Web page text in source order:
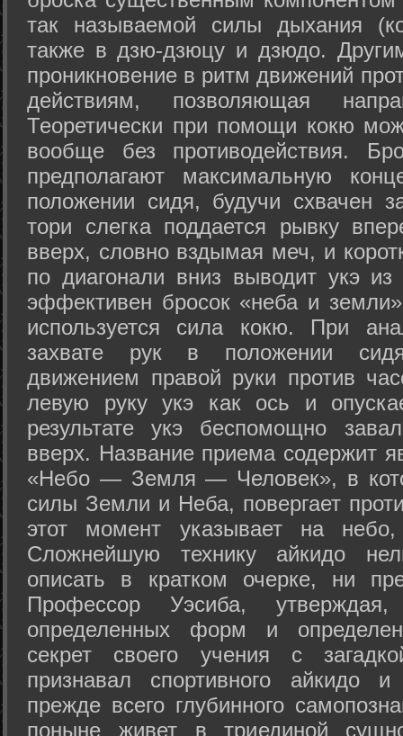
так называемой силы дыхания
также в дзю-дзюцу и дзюдо.
проникновение в ритм движений
действиям, позволяющая
Теоретически при помощи кокю
вообще без противодействия.
предполагают максимальную
положении сидя, будучи схвачен
тори слегка поддается рывку
вверх, словно вздымая меч, и
по диагонали вниз выводит укэ
эффективен бросок «неба и
используется сила кокю. При
захвате рук в положении
движением правой руки против
левую руку укэ как ось и
результате укэ беспомощно
вверх. Название приема содержит
«Небо — Земля — Человек», в
силы Земли и Неба, повергает
этот момент указывает на
Сложнейшую технику айкидо
описать в кратком очерке, ни
Профессор Уэсиба,
определенных форм и
секрет своего учения с
признавал спортивного айкидо
прежде всего глубинного
поныне живет в триединой